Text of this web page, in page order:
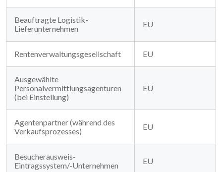
Beauftragte Logistik-
Lieferunternehmen
EU
Rentenverwaltungsgesellschaft EU
Ausgewählte
Personalvermittlungsagenturen
(bei Einstellung)
EU
Agentenpartner (während des
Verkaufsprozesses)
EU
Besucherausweis-
Eintragssystem/-Unternehmen
EU